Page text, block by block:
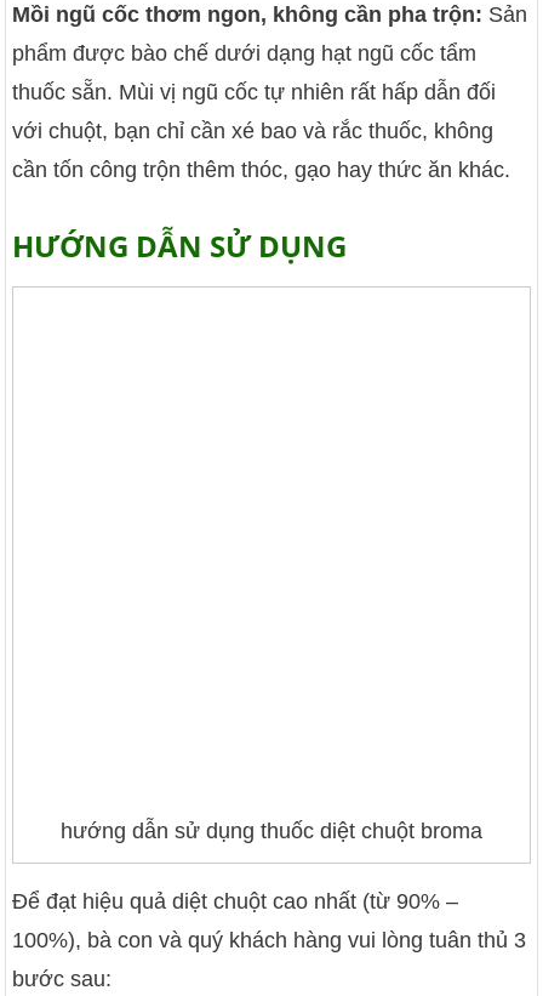
Mồi ngũ cốc thơm ngon, không cần pha trộn: Sản
phẩm được bào chế dưới dạng hạt ngũ cốc tẩm
thuốc sẵn. Mùi vị ngũ cốc tự nhiên rất hấp dẫn đối
với chuột, bạn chỉ cần xé bao và rắc thuốc, không
cần tốn công trộn thêm thóc, gạo hay thức ăn khác.
HƯỚNG DẪN SỬ DỤNG
hướng dẫn sử dụng thuốc diệt chuột broma
Để đạt hiệu quả diệt chuột cao nhất (từ 90% –
100%), bà con và quý khách hàng vui lòng tuân thủ 3
bước sau: